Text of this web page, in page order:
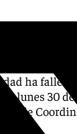
ha
lunes 30
de